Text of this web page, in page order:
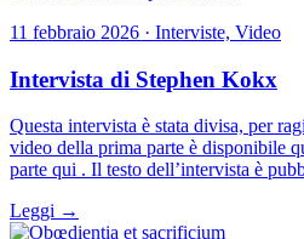
11 febbraio 2026 · Interviste, Video
Intervista di Stephen Kokx
Questa intervista è stata divisa, per
video della prima parte è disponibile
parte qui . Il testo dell’intervista è
Leggi →